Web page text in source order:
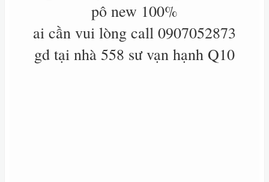
pô new 100%
ai cần vui lòng call 0907052873
gd tại nhà 558 sư vạn hạnh Q10